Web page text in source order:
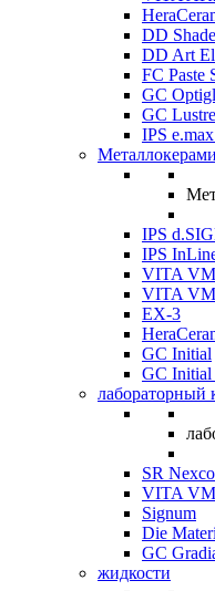
DD Shade
DD Art
FC Paste
GC
GC
IPS
IPS
IPS
VITA
VITA
EX-3
GC Initial
GC Initial
лабораторный
SR Nexco
VITA
Signum
Die
GC
жидкости